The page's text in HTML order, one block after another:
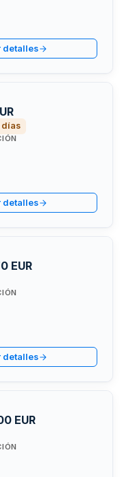
detalles
días
detalles
EUR
detalles
EUR